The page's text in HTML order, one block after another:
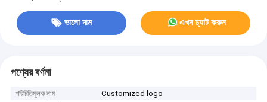
ভালো দাম এখন চ্যাট করুন
পণ্যের বর্ণনা
পরিচিতিমুলক নাম
Customized logo